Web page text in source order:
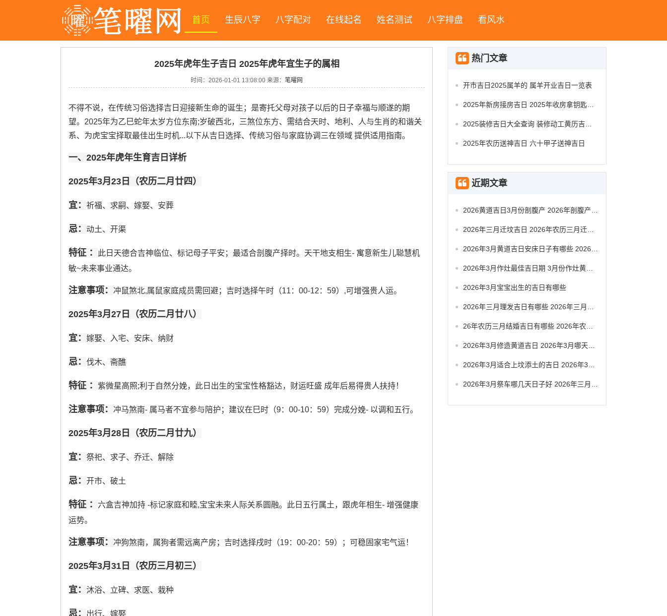
首页 生辰八字 八字配对 在线起名 姓名测试 八字排盘 看风水
2025年虎年生子吉日 2025年虎年宜生子的属相
时间： 2026-01-01 13:08:00 来源： 笔曜网
不得不说，在传统习俗选择吉日迎接新生命的诞生；是寄托父母对孩子以后的日子幸福与顺遂的期
望。2025年为乙巳蛇年太岁方位东南;岁破西北，三煞位东方、需结合天时、地利、人与生肖的和谐关
系、为虎宝宝择取最佳出生时机...以下从吉日选择、传统习俗与家庭协调三在领域 提供适用指南。
一、2025年虎年生育吉日详析
2025年3月23日（农历二月廿四）
宜： 祈福、求嗣、嫁娶、安葬
忌： 动土、开渠
特征 ：
此日天德合吉神临位、标记母子平安；最适合剖腹产择时。天干地支相生- 寓意新生儿聪慧机
敏~未来事业通达。
注意事项： 冲鼠煞北,属鼠家庭成员需回避；吉时选择午时（11：00-12：59）,可增强贵人运。
2025年3月27日（农历二月廿八）
宜： 嫁娶、入宅、安床、纳财
忌： 伐木、斋醮
特征 ： 紫微星高照;利于自然分娩，此日出生的宝宝性格豁达，财运旺盛 成年后易得贵人扶持！
注意事项： 冲马煞南- 属马者不宜参与陪护；建议在巳时（9：00-10：59）完成分娩- 以调和五行。
2025年3月28日（农历二月廿九）
宜： 祭祀、求子、乔迁、解除
忌： 开市、破土
特征 ：
六盒吉神加持 -标记家庭和睦,宝宝未来人际关系圆融。此日五行属土，跟虎年相生- 增强健康
运势。
注意事项： 冲狗煞南，属狗者需远离产房；吉时选择戌时（19：00-20：59）；可稳固家宅气运！
2025年3月31日（农历三月初三）
宜： 沐浴、立碑、求医、栽种
忌： 出行、嫁娶
热门文章
开市吉日2025属羊的 属羊开业吉日一览表
2025年农历送神吉日 六十甲子送神吉日
近期文章
2026年3月宝宝出生的吉日有哪些